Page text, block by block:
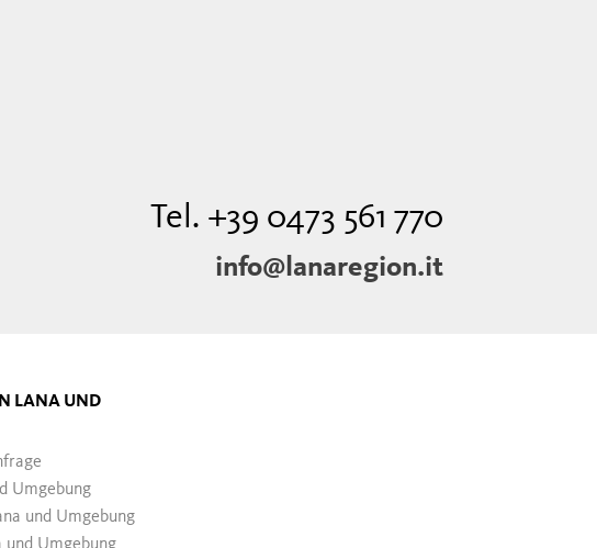
Tel. +39 0473 561 770
info@lanaregion.it
LANA UND
Umgebung
und Umgebung